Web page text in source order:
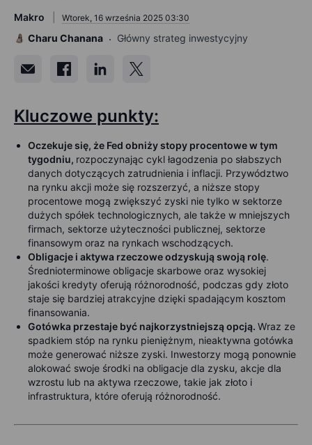
Makro Wtorek, 16 września 2025 03:30
Charu Chanana Główny strateg inwestycyjny
Kluczowe punkty:
Oczekuje się, że Fed obniży stopy procentowe w tym
tygodniu, rozpoczynając cykl łagodzenia po słabszych
danych dotyczących zatrudnienia i inflacji. Przywództwo
na rynku akcji może się rozszerzyć, a niższe stopy
procentowe mogą zwiększyć zyski nie tylko w sektorze
dużych spółek technologicznych, ale także w mniejszych
firmach, sektorze użyteczności publicznej, sektorze
finansowym oraz na rynkach wschodzących.
Obligacje i aktywa rzeczowe odzyskują swoją rolę.
Średnioterminowe obligacje skarbowe oraz wysokiej
jakości kredyty oferują różnorodność, podczas gdy złoto
staje się bardziej atrakcyjne dzięki spadającym kosztom
finansowania.
Gotówka przestaje być najkorzystniejszą opcją. Wraz ze
spadkiem stóp na rynku pieniężnym, nieaktywna gotówka
może generować niższe zyski. Inwestorzy mogą ponownie
alokować swoje środki na obligacje dla zysku, akcje dla
wzrostu lub na aktywa rzeczowe, takie jak złoto i
infrastruktura, które oferują różnorodność.